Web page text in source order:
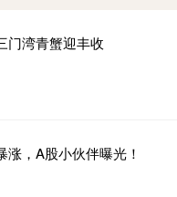
门湾青蟹迎丰收
，A股小伙伴曝光！